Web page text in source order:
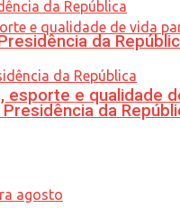
esporte e qualidade
da
da